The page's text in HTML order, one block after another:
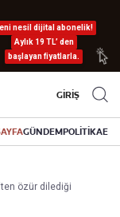
nesil dijital abonelik!
Aylık 19 TL’ den
başlayan fiyatlarla.
GİRİŞ
GÜNDEMPOLİTİKA
özür dilediği